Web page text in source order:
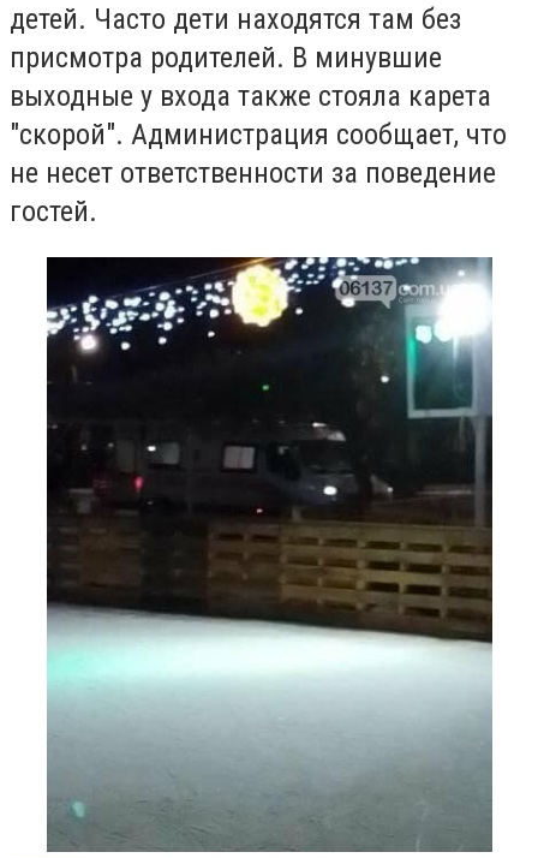
детей. Часто дети находятся там без
присмотра родителей. В минувшие
выходные у входа также стояла карета
"скорой". Администрация сообщает, что
не несет ответственности за поведение
гостей.